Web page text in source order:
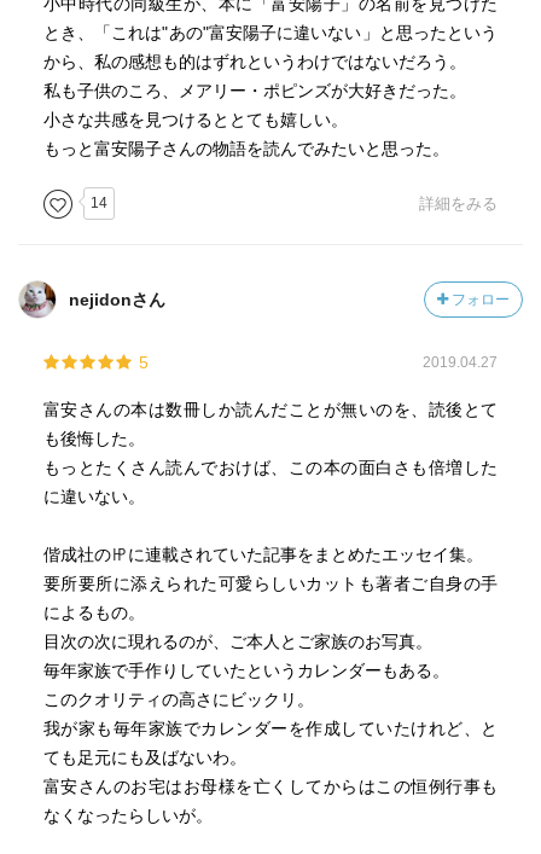
とき、「これは"あの"富安陽子に違いない」と思ったという
から、私の感想も的はずれというわけではないだろう。
私も子供のころ、メアリー・ポピンズが大好きだった。
小さな共感を見つけるととても嬉しい。
もっと富安陽子さんの物語を読んでみたいと思った。
14 詳細をみる
nejidonさん フォロー
5 2019.04.27
富安さんの本は数冊しか読んだことが無いのを、読後とて
も後悔した。
もっとたくさん読んでおけば、この本の面白さも倍増した
に違いない。
偕成社の㏋に連載されていた記事をまとめたエッセイ集。
要所要所に添えられた可愛らしいカットも著者ご自身の手
によるもの。
目次の次に現れるのが、ご本人とご家族のお写真。
毎年家族で手作りしていたというカレンダーもある。
このクオリティの高さにビックリ。
我が家も毎年家族でカレンダーを作成していたけれど、と
ても足元にも及ばないわ。
富安さんのお宅はお母様を亡くしてからはこの恒例行事も
なくなったらしいが。